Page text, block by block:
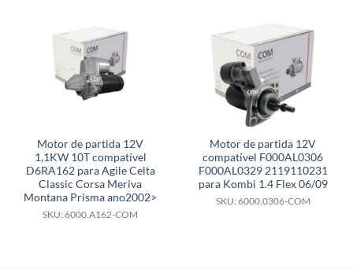
Motor de partida 12V
1,1KW 10T compatível
D6RA162 para Agile Celta
Classic Corsa Meriva
Montana Prisma ano2002>
SKU: 6000.A162-COM
Motor de partida 12V
compatível F000AL0306
F000AL0329 2119110231
para Kombi 1.4 Flex 06/09
SKU: 6000.0306-COM